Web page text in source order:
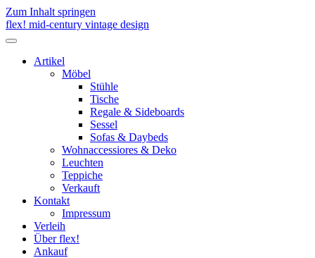
Zum Inhalt springen
flex! mid-century vintage design
Menü
umschalten
Artikel
Möbel
Stühle
Tische
Regale & Sideboards
Sessel
Sofas & Daybeds
Wohnaccessiores & Deko
Leuchten
Teppiche
Verkauft
Kontakt
Impressum
Verleih
Über flex!
Ankauf